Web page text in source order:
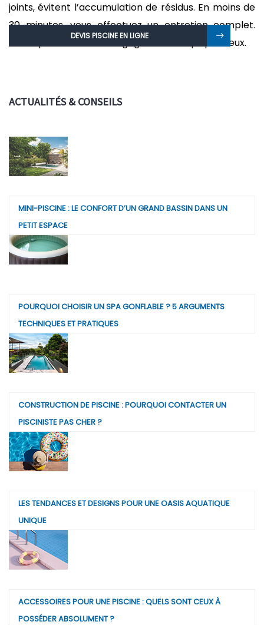
joints, évitent l’accumulation de résidus. En moins de
30 minutes, vous effectuez un entretien complet.
Cette praticité vous fait gagner un temps précieux.
DEVIS PISCINE EN LIGNE
ACTUALITÉS & CONSEILS
MINI-PISCINE : LE CONFORT D’UN GRAND BASSIN DANS UN
PETIT ESPACE
POURQUOI CHOISIR UN SPA GONFLABLE ? 5 ARGUMENTS
TECHNIQUES ET PRATIQUES
CONSTRUCTION DE PISCINE : POURQUOI CONTACTER UN
PISCINISTE PAS CHER ?
LES TENDANCES ET DESIGNS POUR UNE OASIS AQUATIQUE
UNIQUE
ACCESSOIRES POUR UNE PISCINE : QUELS SONT CEUX À
POSSÉDER ABSOLUMENT ?